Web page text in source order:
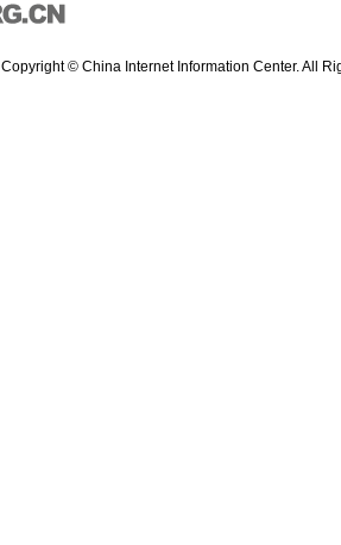
Copyright © China Internet Information Center. All